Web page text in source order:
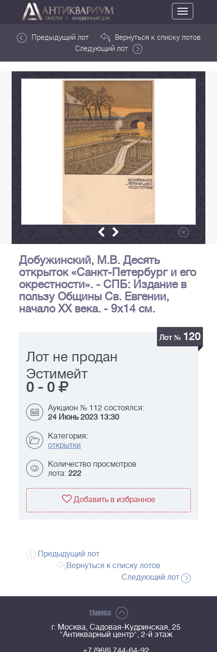
Toggle
navigation
Предыдущий лот
Вернуться к списку лотов
Следующий лот
Добужинский, М.В. Десять
открыток «Санкт-Петербург и его
окрестности». - СПБ: Издание в
пользу Общины Св. Евгении,
начало XX века. - 9х14 см.
Лот № 120
Лот не продан
Эстимейт
0 - 0
Аукцион № 112 состоялся:
24 Июнь 2023 13:30
Категория:
открытки
Количество просмотров
лота: 222
Добавить в избранное
Предыдущий лот
Вернуться к списку лотов
Следующий лот
Наверх
г. Москва, Садовая-Кудринская, 25
"Антикварный центр", 2-й этаж